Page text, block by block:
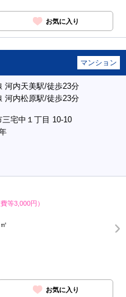
お気に入り
マンション
河内天美駅/徒歩23分
河内松原駅/徒歩23分
三宅中１丁目 10-10
費等3,000円）
お気に入り